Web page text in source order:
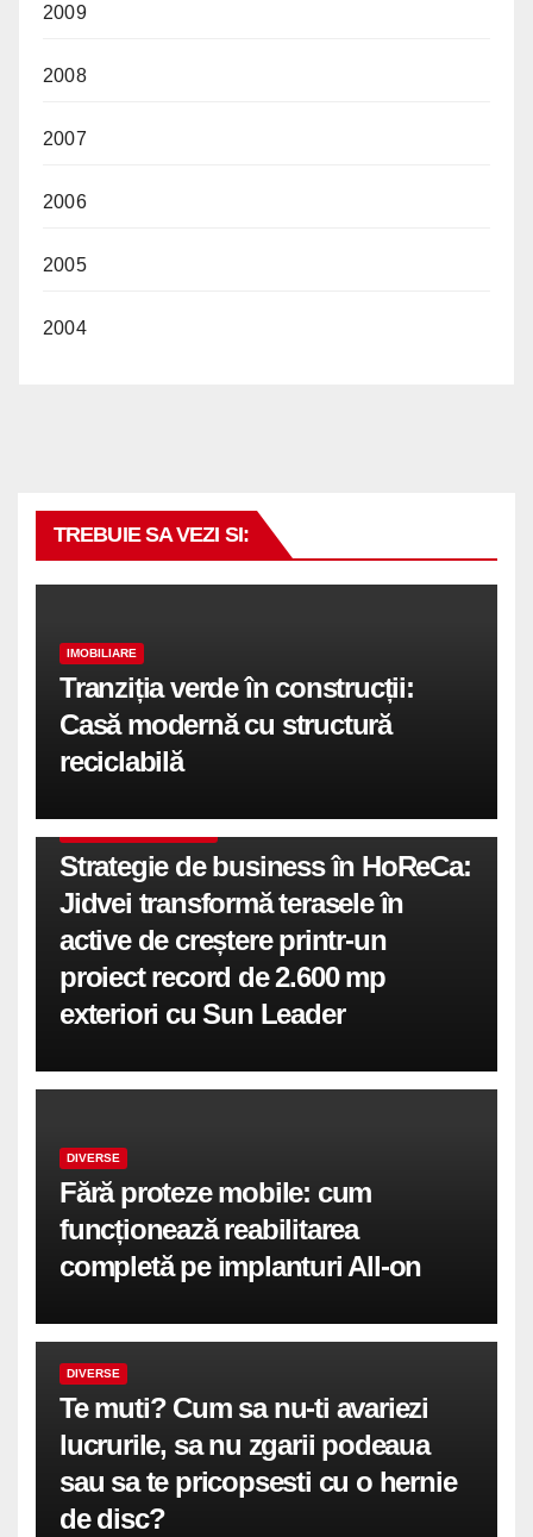
2009
2008
2007
2006
2005
2004
TREBUIE SA VEZI SI:
IMOBILIARE
Tranziția verde în construcții:
Casă modernă cu structură
reciclabilă
Strategie de business în HoReCa:
Jidvei transformă terasele în
active de creștere printr-un
proiect record de 2.600 mp
exteriori cu Sun Leader
DIVERSE
Fără proteze mobile: cum
funcționează reabilitarea
completă pe implanturi All-on
DIVERSE
Te muti? Cum sa nu-ti avariezi
lucrurile, sa nu zgarii podeaua
sau sa te pricopsesti cu o hernie
de disc?